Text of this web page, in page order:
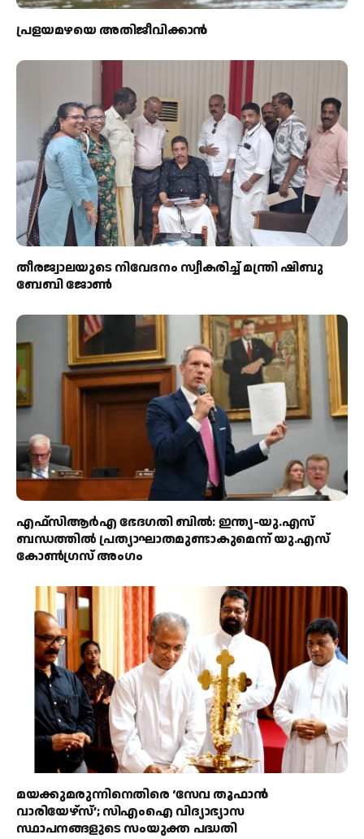
പ്രളയമഴയെ അതിജീവിക്കാന്‍
തീരജ്വാലയുടെ നിവേദനം സ്വീകരിച്ച് മന്ത്രി ഷിബു
ബേബി ജോൺ
എഫ്‌സിആർഎ ഭേദഗതി ബിൽ: ഇന്ത്യ-യു.എസ്
ബന്ധത്തിൽ പ്രത്യാഘാതമുണ്ടാകുമെന്ന് യു.എസ്
കോൺഗ്രസ് അംഗം
മയക്കുമരുന്നിനെതിരെ ‘സേവ തൂഫാൻ
വാരിയേഴ്‌സ്’; സിഎംഐ വിദ്യാഭ്യാസ
സ്ഥാപനങ്ങളുടെ സംയുക്ത പദ്ധതി